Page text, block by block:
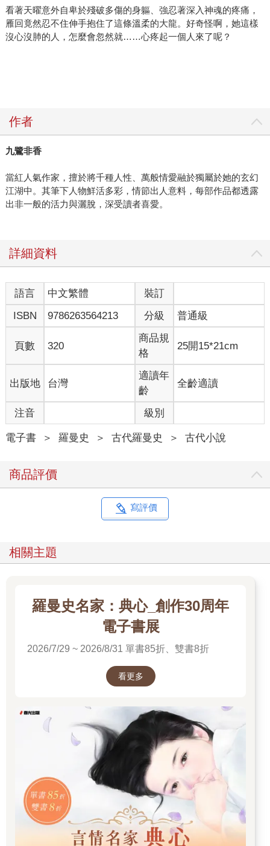
看著天曜意外自卑於殘破多傷的身軀、強忍著深入神魂的疼痛，
雁回竟然忍不住伸手抱住了這條溫柔的大龍。好奇怪啊，她這樣
沒心沒肺的人，怎麼會忽然就……心疼起一個人來了呢？
作者
九鷺非香
當紅人氣作家，擅於將千種人性、萬般情愛融於獨屬於她的玄幻
江湖中。其筆下人物鮮活多彩，情節出人意料，每部作品都透露
出非一般的活力與灑脫，深受讀者喜愛。
詳細資料
語言 中文繁體
裝訂
ISBN
9786263564213 分級 普通級
頁數 320
商品規
格
25開15*21cm
出版地 台灣
適讀年
齡
全齡適讀
注音 級別
電子書 ＞ 羅曼史 ＞ 古代羅曼史 ＞ 古代小說
商品評價
寫評價
相關主題
羅曼史名家：典心_創作30周年
電子書展
2026/7/29 ~ 2026/8/31 單書85折、雙書8折
看更多